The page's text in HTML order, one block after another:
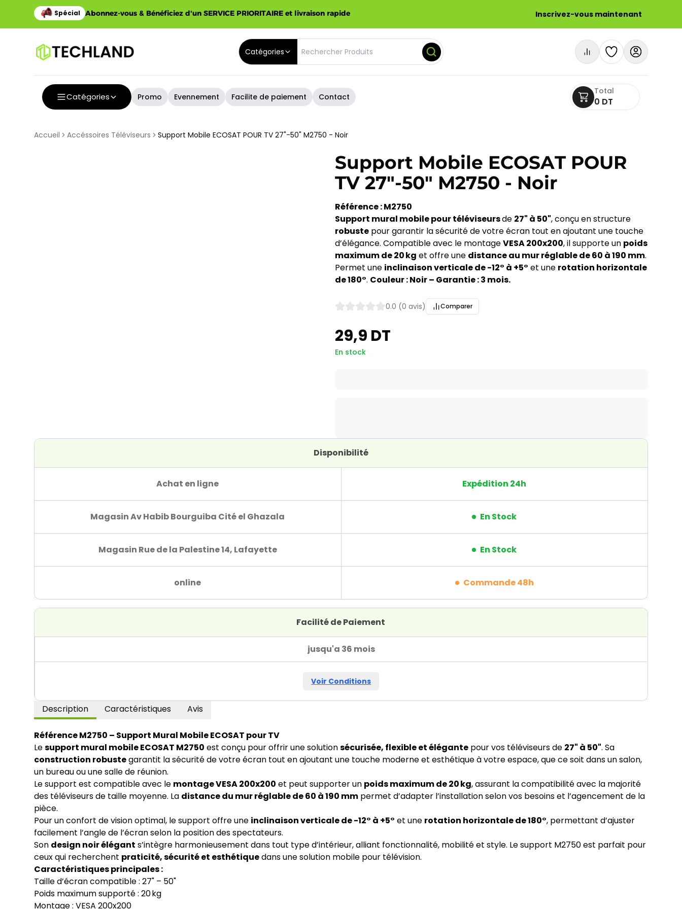
Spécial Abonnez-vous & Bénéficiez d'un SERVICE PRIORITAIRE et livraison rapide Inscrivez-vous maintenant
Catégories
Catégories Promo Evennement Facilite de paiement Contact
Total
0 DT
Accueil Accéssoires Téléviseurs Support Mobile ECOSAT POUR TV 27"-50" M2750 - Noir
Support Mobile ECOSAT POUR
TV 27"-50" M2750 - Noir
Référence : M2750
Support mural mobile pour téléviseursde 27" à 50", conçu en structure
robustepour garantir la sécurité de votre écran tout en ajoutant une touche
d’élégance. Compatible avec le montageVESA 200x200, il supporte un poids
maximum de 20 kg et offre une distance au mur réglable de 60 à 190 mm.
Permet une inclinaison verticale de -12° à +5° et une rotation horizontale
de 180°. Couleur : Noir – Garantie : 3 mois.
0.0 (0 avis) Comparer
29,9 DT
En stock
Disponibilité
Achat en ligne Expédition 24h
Magasin Av Habib Bourguiba Cité el Ghazala En Stock
Magasin Rue de la Palestine 14, Lafayette En Stock
online Commande 48h
Facilité de Paiement
jusqu'a 36 mois
Voir Conditions
Description Caractéristiques Avis
Référence M2750 – Support Mural Mobile ECOSAT pour TV
Lesupport mural mobile ECOSAT M2750 est conçu pour offrir une solutionsécurisée, flexible et élégante pour vos téléviseurs de 27" à 50". Sa
construction robustegarantit la sécurité de votre écran tout en ajoutant une touche moderne et esthétique à votre espace, que ce soit dans un salon,
un bureau ou une salle de réunion.
Le support est compatible avec le montage VESA 200x200 et peut supporter un poids maximum de 20 kg, assurant la compatibilité avec la majorité
des téléviseurs de taille moyenne. La distance du mur réglable de 60 à 190 mm permet d’adapter l’installation selon vos besoins et l’agencement de la
pièce.
Pour un confort de vision optimal, le support offre une inclinaison verticale de -12° à +5° et une rotation horizontale de 180°, permettant d’ajuster
facilement l’angle de l’écran selon la position des spectateurs.
Son design noir élégant s’intègre harmonieusement dans tout type d’intérieur, alliant fonctionnalité, mobilité et style. Le support M2750 est parfait pour
ceux qui recherchent praticité, sécurité et esthétiquedans une solution mobile pour télévision.
Caractéristiques principales :
Taille d’écran compatible : 27" – 50"
Poids maximum supporté : 20 kg
Montage : VESA 200x200